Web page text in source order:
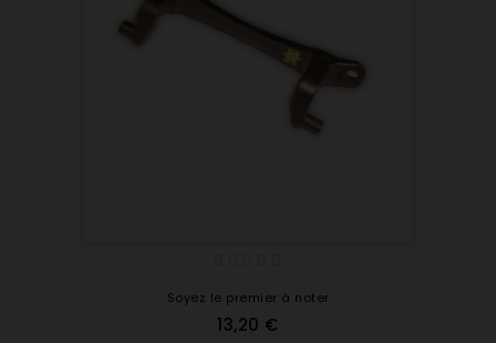
Soyez le premier à noter
13,20 €